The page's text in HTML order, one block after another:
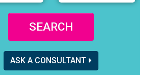
SEARCH
ASK A CONSULTANT